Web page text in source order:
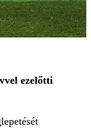
ezelőtti